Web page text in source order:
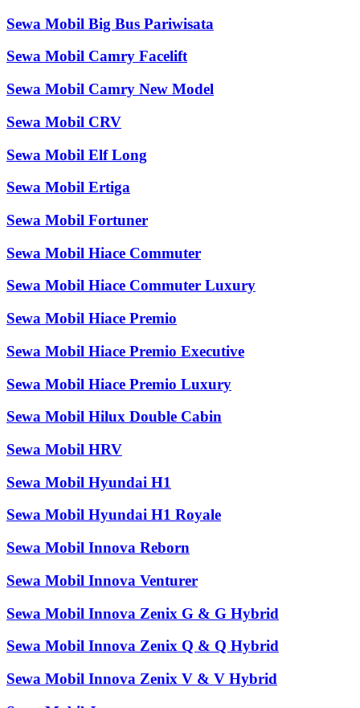
Sewa Mobil Big Bus Pariwisata
Sewa Mobil Camry Facelift
Sewa Mobil Camry New Model
Sewa Mobil CRV
Sewa Mobil Elf Long
Sewa Mobil Ertiga
Sewa Mobil Fortuner
Sewa Mobil Hiace Commuter
Sewa Mobil Hiace Commuter Luxury
Sewa Mobil Hiace Premio
Sewa Mobil Hiace Premio Executive
Sewa Mobil Hiace Premio Luxury
Sewa Mobil Hilux Double Cabin
Sewa Mobil HRV
Sewa Mobil Hyundai H1
Sewa Mobil Hyundai H1 Royale
Sewa Mobil Innova Reborn
Sewa Mobil Innova Venturer
Sewa Mobil Innova Zenix G & G Hybrid
Sewa Mobil Innova Zenix Q & Q Hybrid
Sewa Mobil Innova Zenix V & V Hybrid